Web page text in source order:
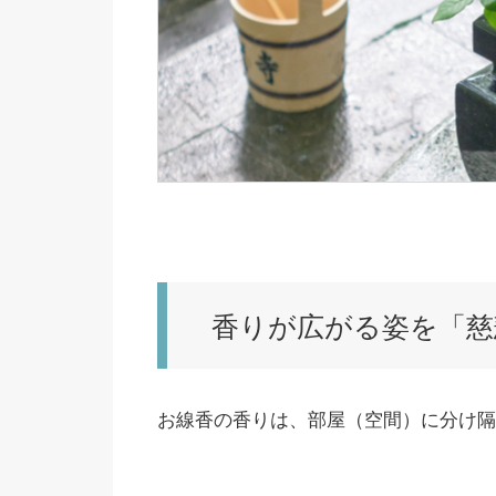
香りが広がる姿を「
お線香の香りは、部屋（空間）に分け